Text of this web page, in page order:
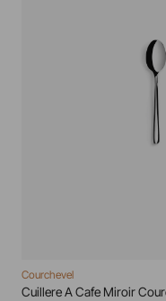
Courchevel
Cuillere A Cafe Miroir